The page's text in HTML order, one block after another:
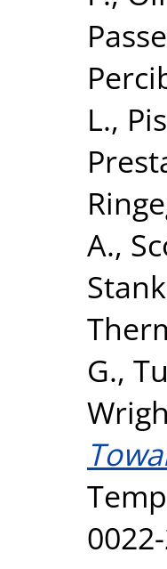
L.,
A.,
G.,